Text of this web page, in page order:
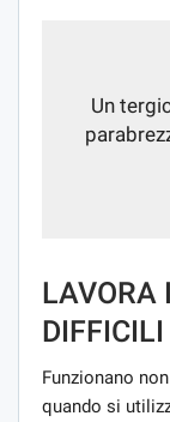
Un
LAVORA
DIFFICILI
Funzionano
quando si